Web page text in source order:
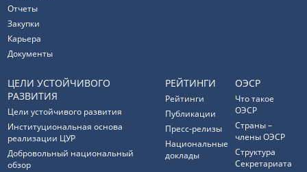
Отчеты
Закупки
Карьера
Документы
ЦЕЛИ УСТОЙЧИВОГО
РАЗВИТИЯ
Цели устойчивого развития
Институциональная основа
реализации ЦУР
Добровольный национальный
обзор
РЕЙТИНГИ
Рейтинги
Публикации
Пресс-релизы
Национальные
доклады
ОЭСР
Что такое
ОЭСР
Страны –
члены ОЭСР
Структура
Секретариата